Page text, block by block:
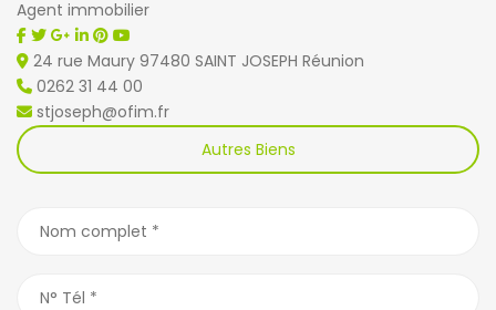
Agent immobilier
24 rue Maury 97480 SAINT JOSEPH Réunion
0262 31 44 00
stjoseph@ofim.fr
Autres Biens